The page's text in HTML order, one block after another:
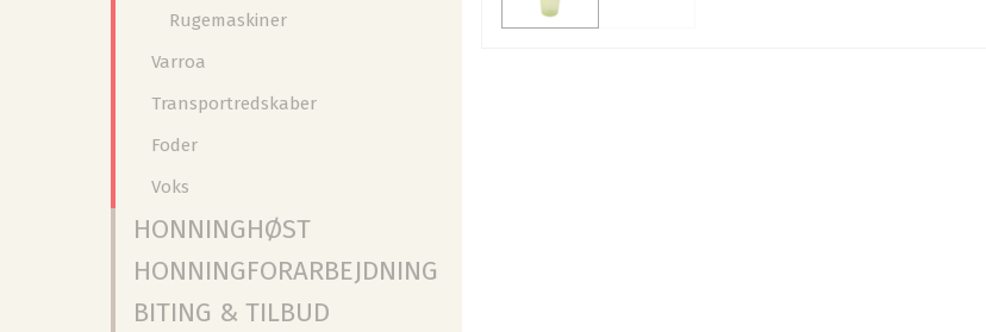
Rugemaskiner
Varroa
Transportredskaber
Foder
Voks
HONNINGHØST
HONNINGFORARBEJDNING
BITING & TILBUD